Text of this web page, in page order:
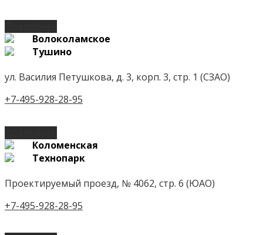
Волоколамское
Тушино
ул. Василия Петушкова, д. 3, корп. 3, стр. 1 (СЗАО)
+7-495-928-28-95
Коломенская
Технопарк
Проектируемый проезд, № 4062, стр. 6 (ЮАО)
+7-495-928-28-95